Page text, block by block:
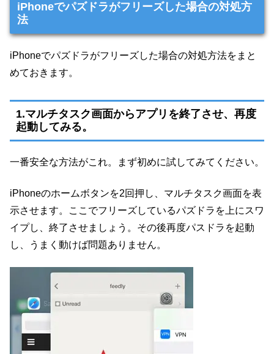
iPhoneでパズドラがフリーズした場合の対処方
法
iPhoneでパズドラがフリーズした場合の対処方法をまと
めておきます。
1.マルチタスク画面からアプリを終了させ、再度
起動してみる。
一番安全な方法がこれ。まず初めに試してみてください。
iPhoneのホームボタンを2回押し、マルチタスク画面を表
示させます。ここでフリーズしているパズドラを上にスワ
イプし、終了させましょう。その後再度パスドラを起動
し、うまく動けば問題ありません。